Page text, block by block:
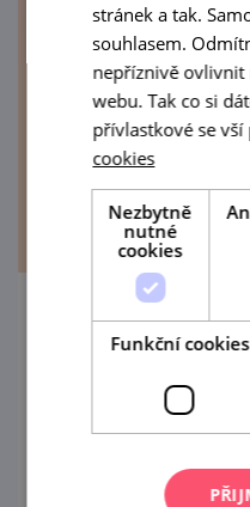
Pohádkový
Matěj a
stránek a tak.
souhlasem.
nepříznivě ovlivnit
webu. Tak co si
přívlastkové se
cookies
Nezbytně
nutné
cookies
Funkční cookies